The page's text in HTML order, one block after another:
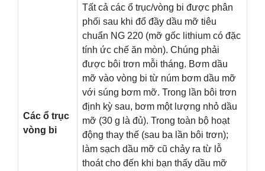
Các ổ trục
vòng bi
Tất cả các ổ trục/vòng bi được phân
phối sau khi đổ đầy dầu mỡ tiêu
chuẩn NG 220 (mỡ gốc lithium có đặc
tính ức chế ăn mòn). Chúng phải
được bôi trơn mỗi tháng. Bơm dầu
mỡ vào vòng bi từ núm bơm dầu mỡ
với súng bơm mỡ. Trong lần bôi trơn
định kỳ sau, bơm một lượng nhỏ dầu
mỡ (30 g là đủ). Trong toàn bộ hoạt
động thay thế (sau ba lần bôi trơn);
làm sạch dầu mỡ cũ chảy ra từ lỗ
thoát cho đến khi bạn thấy dầu mỡ